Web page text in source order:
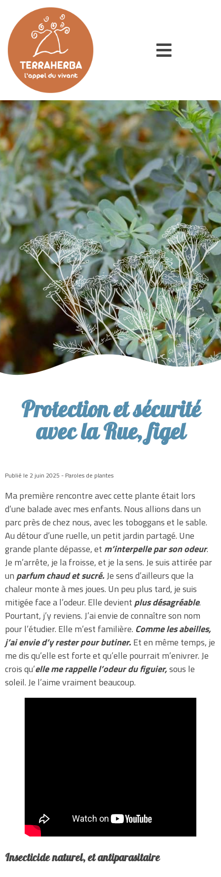
Protection et sécurité
avec la Rue, figel
Publié le 2 juin 2025 - Paroles de plantes
Ma première rencontre avec cette plante était lors
d’une balade avec mes enfants. Nous allions dans un
parc près de chez nous, avec les toboggans et le sable.
Au détour d’une ruelle, un petit jardin partagé. Une
grande plante dépasse, et m’interpelle par son odeur.
Je m’arrête, je la froisse, et je la sens. Je suis attirée par
un parfum chaud et sucré.Je sens d’ailleurs que la
chaleur monte à mes joues. Un peu plus tard, je suis
mitigée face a l’odeur. Elle devient plus désagréable.
Pourtant, j’y reviens. J’ai envie de connaître son nom
pour l’étudier. Elle m’est familière. Comme les abeilles,
j’ai envie d’y rester pour butiner.Et en même temps, je
me dis qu’elle est forte et qu’elle pourrait m’enivrer. Je
crois qu’elle me rappelle l’odeur du figuier,sous le
soleil. Je l’aime vraiment beaucoup.
Insecticide naturel, et antiparasitaire